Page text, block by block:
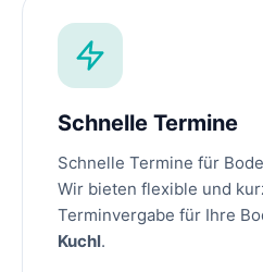
Schnelle Termine
Schnelle Termine für
Wir bieten flexible und
Terminvergabe für Ihre
Kuchl.